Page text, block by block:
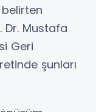
Dr. Mustafa
Geri
şunları